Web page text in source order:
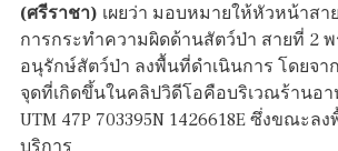
(ศรีราชา) เผยว่า มอบหมายให้หัวหน้าสา
การกระทำความผิดด้านสัตว์ป่า สายที่ 2
อนุรักษ์สัตว์ป่า ลงพื้นที่ดำเนินการ โดยจ
จุดที่เกิดขึ้นในคลิปวิดีโอคือบริเวณร้านอ
UTM 47P 703395N 1426618E ซึ่งขณะล